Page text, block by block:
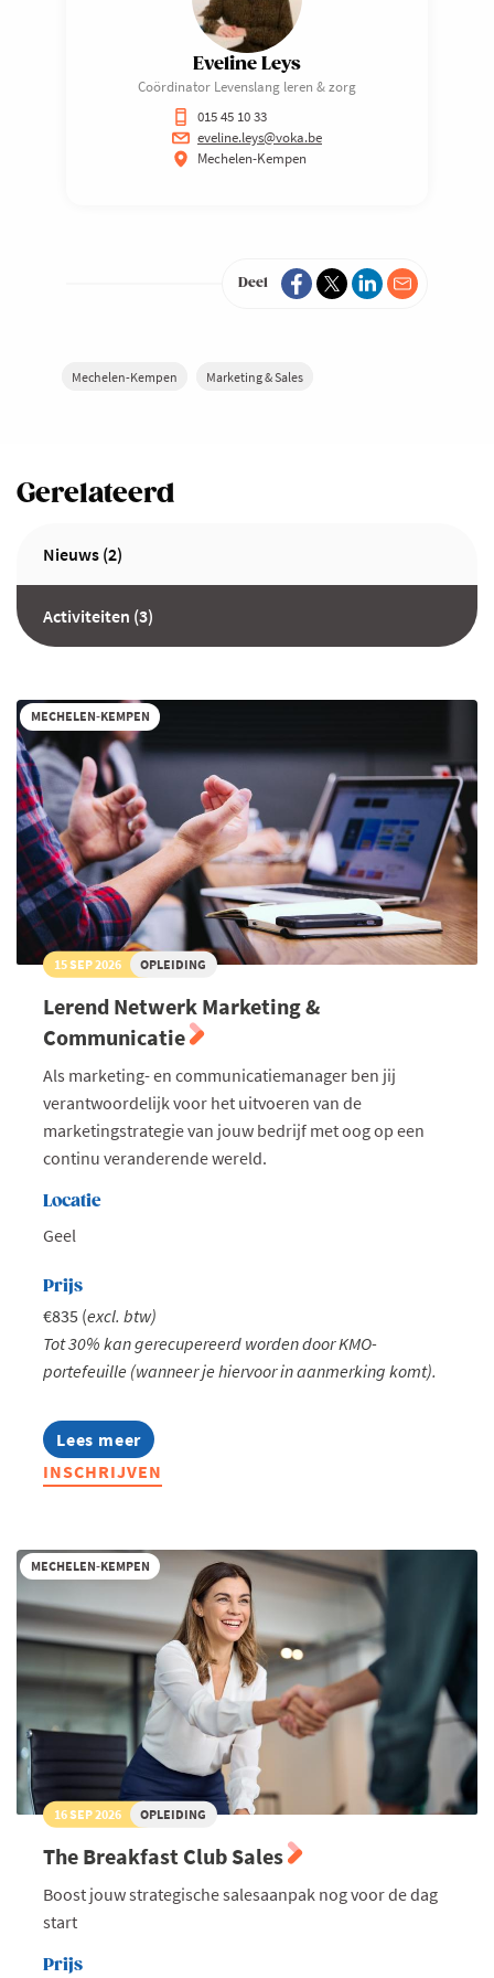
Eveline Leys
Coördinator Levenslang leren & zorg
015 45 10 33
eveline.leys@voka.be
Mechelen-Kempen
Deel
Mechelen-Kempen Marketing & Sales
Gerelateerd
Nieuws (2)
Activiteiten (3)
MECHELEN-KEMPEN
15 SEP 2026 OPLEIDING
Lerend Netwerk Marketing &
Communicatie
Als marketing- en communicatiemanager ben jij
verantwoordelijk voor het uitvoeren van de
marketingstrategie van jouw bedrijf met oog op een
continu veranderende wereld.
Locatie
Geel
Prijs
€835 (excl. btw)
Tot 30% kan gerecupereerd worden door KMO-
portefeuille (wanneer je hiervoor in aanmerking komt).
Lees meer
about
Lerend
Netwerk
INSCHRIJVEN
MECHELEN-KEMPEN
16 SEP 2026 OPLEIDING
The Breakfast Club Sales
Boost jouw strategische salesaanpak nog voor de dag
start
Prijs